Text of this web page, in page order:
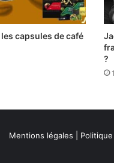
capsules de café
?
Mentions légales